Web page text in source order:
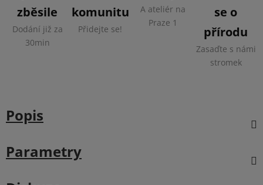
zběsile
Dodání již za
30min
komunitu
Přidejte se!
A ateliér na
Praze 1
se o
přírodu
Zasaďte s námi
stromek
Popis
Parametry